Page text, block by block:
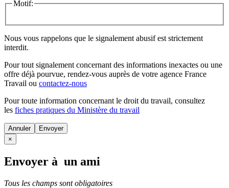
Motif:
Nous vous rappelons que le signalement abusif est strictement
interdit.
Pour tout signalement concernant des informations inexactes ou une
offre déjà pourvue, rendez-vous auprès de votre agence France
Travail ou contactez-nous
Pour toute information concernant le droit du travail, consultez
les fiches pratiques du Ministère du travail
Annuler
×
Envoyer à un ami
Tous les champs sont obligatoires